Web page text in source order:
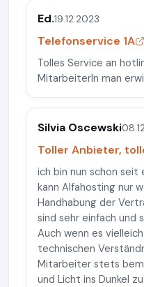
Ed.19.12.2023
Telefonservice 1A
Tolles Service an
MitarbeiterIn man
Silvia Oscewski
Toller Anbieter,
ich bin nun schon seit
kann Alfahosting nur
Handhabung der
sind sehr einfach und
Auch wenn es
technischen
Mitarbeiter stets
und Licht ins Dunkel